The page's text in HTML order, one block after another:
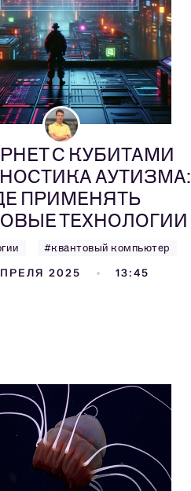
С КУБИТАМИ
АУТИЗМА:
ПРИМЕНЯТЬ
ТЕХНОЛОГИИ
#квантовый компьютер
2025 13:45